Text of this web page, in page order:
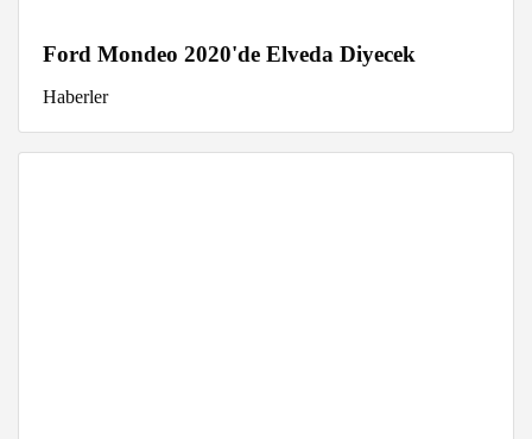
Ford Mondeo 2020'de Elveda Diyecek
Haberler